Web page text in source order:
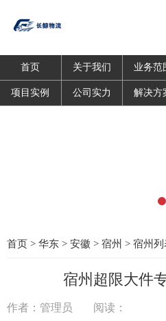
首页 关于我们 业务范
项目实例 公司实力 解决方
首页 > 华东 > 安徽 > 宿州 > 宿州列
宿州超限大件
作者：管理员 阅读：